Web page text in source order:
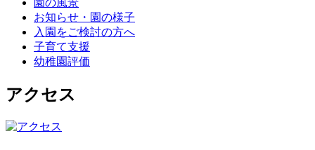
園の風景
お知らせ・園の様子
入園をご検討の方へ
子育て支援
幼稚園評価
アクセス